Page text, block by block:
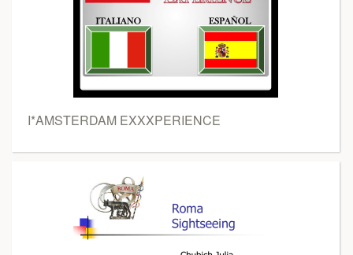
I*AMSTERDAM EXXXPERIENCE